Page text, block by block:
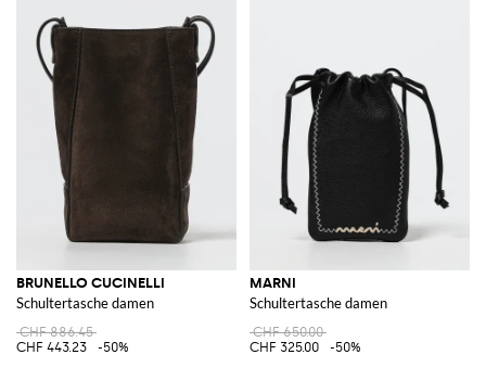
BRUNELLO CUCINELLI
Schultertasche damen
CHF 886.45
CHF 443.23
-50%
MARNI
Schultertasche damen
CHF 650.00
CHF 325.00
-50%